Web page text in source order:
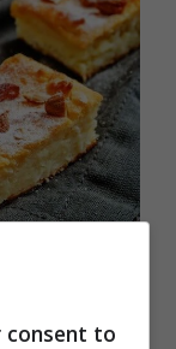
il
consent to